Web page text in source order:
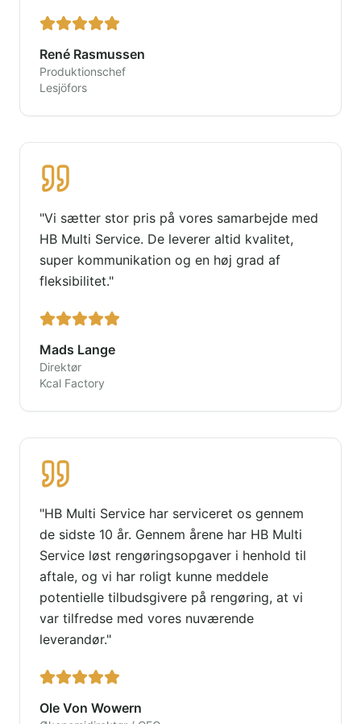
René Rasmussen
Produktionschef
Lesjöfors
"Vi sætter stor pris på vores samarbejde med
HB Multi Service. De leverer altid kvalitet,
super kommunikation og en høj grad af
fleksibilitet."
Mads Lange
Direktør
Kcal Factory
"HB Multi Service har serviceret os gennem
de sidste 10 år. Gennem årene har HB Multi
Service løst rengøringsopgaver i henhold til
aftale, og vi har roligt kunne meddele
potentielle tilbudsgivere på rengøring, at vi
var tilfredse med vores nuværende
leverandør."
Ole Von Wowern